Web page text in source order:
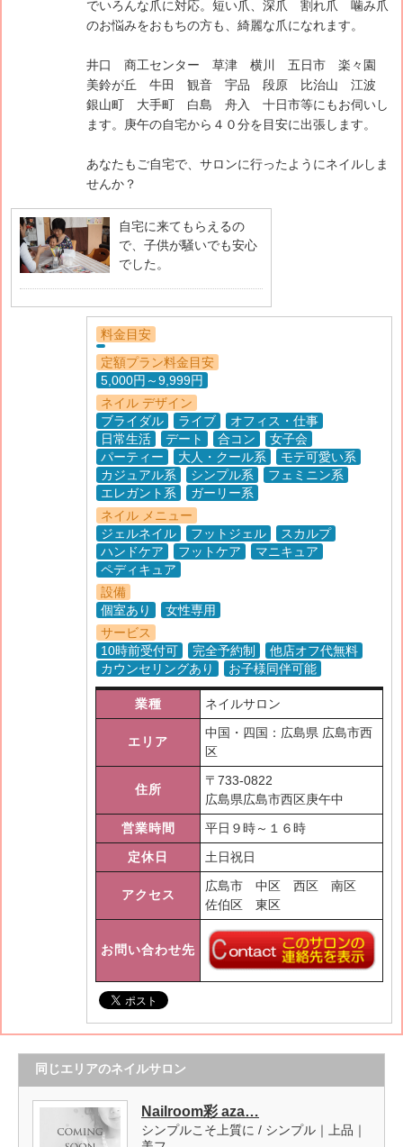
でいろんな爪に対応。短い爪、深爪 割れ爪 噛み爪
のお悩みをおもちの方も、綺麗な爪になれます。
井口 商工センター 草津 横川 五日市 楽々園
美鈴が丘 牛田 観音 宇品 段原 比治山 江波
銀山町 大手町 白島 舟入 十日市等にもお伺いし
ます。庚午の自宅から４０分を目安に出張します。
あなたもご自宅で、サロンに行ったようにネイルしま
せんか？
自宅に来てもらえるの
で、子供が騒いでも安心
でした。
料金目安
定額プラン料金目安
5,000円～9,999円
ネイル デザイン
ブライダル
ライブ
オフィス・仕事
日常生活
デート 合コン
女子会
パーティー
大人・クール系
モテ可愛い系
カジュアル系
シンプル系
フェミニン系
エレガント系
ガーリー系
ネイル メニュー
ジェルネイル
フットジェル
スカルプ
ハンドケア
フットケア
マニキュア
ペディキュア
設備
個室あり
女性専用
サービス
10時前受付可
完全予約制
他店オフ代無料
カウンセリングあり
お子様同伴可能
業種 ネイルサロン
エリア
中国・四国：広島県 広島市西
区
住所
〒 733-0822
広島県広島市西区庚午中
営業時間
平日９時～１６時
定休日
土日祝日
アクセス
広島市 中区 西区 南区
佐伯区 東区
お問い合わせ先
同じエリアのネイルサロン
Nailroom彩 aza…
シンプルこそ上質に / シンプル｜上品｜